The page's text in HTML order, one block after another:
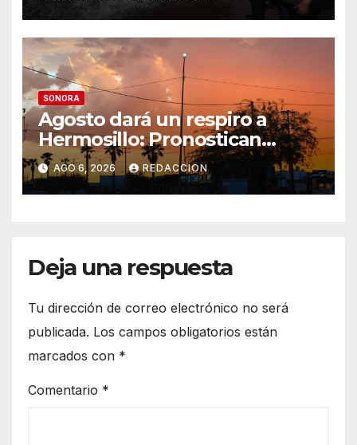
Suministrará 20 litros por
segundo de agua potable
SONORA
Agosto dará un respiro a
Hermosillo: Pronostican
semana lluviosa y
temperaturas de hasta 34°C
AGO 6, 2026 REDACCION
Deja una respuesta
Tu dirección de correo electrónico no será
publicada. Los campos obligatorios están
marcados con *
Comentario *